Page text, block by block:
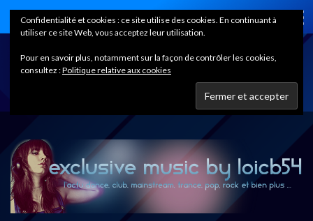
Home
Confidentialité et cookies : ce site utilise des cookies. En continuant à
utiliser ce site Web, vous acceptez leur utilisation.
Pour en savoir plus, notamment sur la façon de contrôler les cookies,
consultez :Politique relative aux cookies